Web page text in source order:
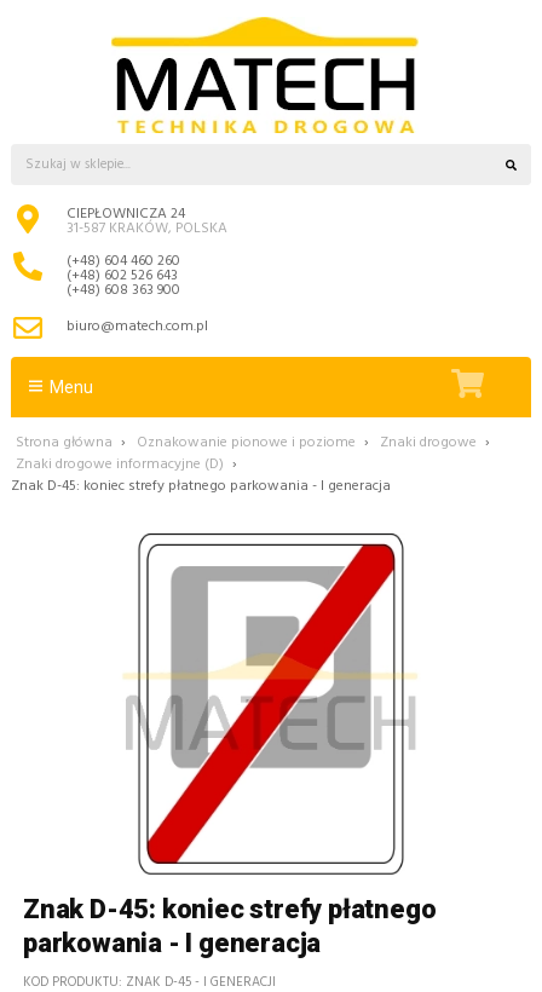
CIEPŁOWNICZA 24
31-587 KRAKÓW, POLSKA
(+48) 604 460 260
(+48) 602 526 643
(+48) 608 363 900
biuro@matech.com.pl
Menu
Strona główna › Oznakowanie pionowe i poziome › Znaki drogowe ›
Znaki drogowe informacyjne (D) ›
Znak D-45: koniec strefy płatnego parkowania - I generacja
Znak D-45: koniec strefy płatnego
parkowania - I generacja
KOD PRODUKTU ZNAK D-45 - I GENERACJI